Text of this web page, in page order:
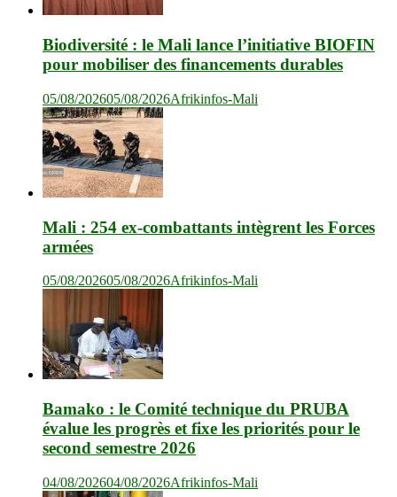
Biodiversité : le Mali lance l’initiative BIOFIN
pour mobiliser des financements durables
05/08/202605/08/2026Afrikinfos-Mali
Mali : 254 ex-combattants intègrent les Forces
armées
05/08/202605/08/2026Afrikinfos-Mali
Bamako : le Comité technique du PRUBA
évalue les progrès et fixe les priorités pour le
second semestre 2026
04/08/202604/08/2026Afrikinfos-Mali